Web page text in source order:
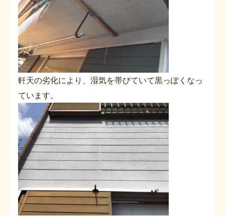
軒天の劣化により、湿気を帯びていて黒っぽくなっ
ています。